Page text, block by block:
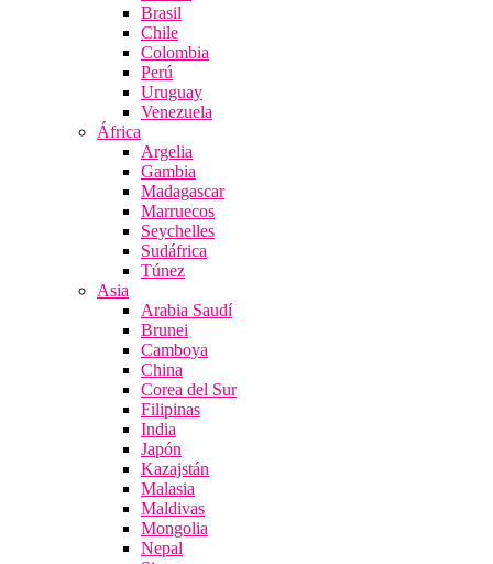
Brasil
Chile
Colombia
Perú
Uruguay
Venezuela
África
Argelia
Gambia
Madagascar
Marruecos
Seychelles
Sudáfrica
Túnez
Asia
Arabia Saudí
Brunei
Camboya
China
Corea del Sur
Filipinas
India
Japón
Kazajstán
Malasia
Maldivas
Mongolia
Nepal